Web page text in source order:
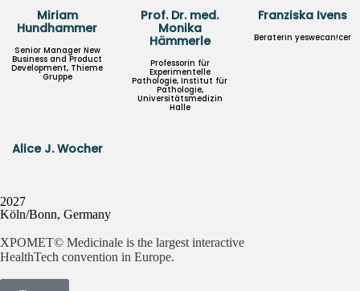
Miriam
Hundhammer
Senior Manager New
Business and Product
Development, Thieme
Gruppe
Prof. Dr. med.
Monika
Hämmerle
Professorin für
Experimentelle
Pathologie, Institut für
Pathologie,
Universitätsmedizin
Halle
Franziska Ivens
Beraterin yeswecan!cer
Alice J. Wocher
2027
Köln/Bonn, Germany
XPOMET© Medicinale is the largest interactive
HealthTech convention in Europe.